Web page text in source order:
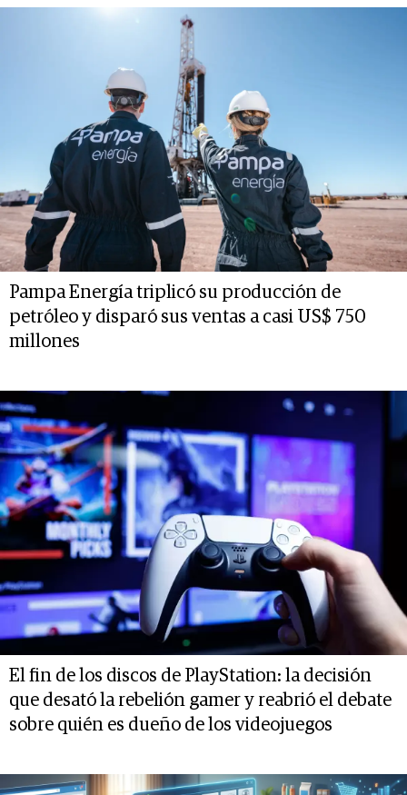
Pampa Energía triplicó su producción de
petróleo y disparó sus ventas a casi US$ 750
millones
El fin de los discos de PlayStation: la decisión
que desató la rebelión gamer y reabrió el debate
sobre quién es dueño de los videojuegos